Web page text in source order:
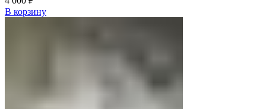
В корзину